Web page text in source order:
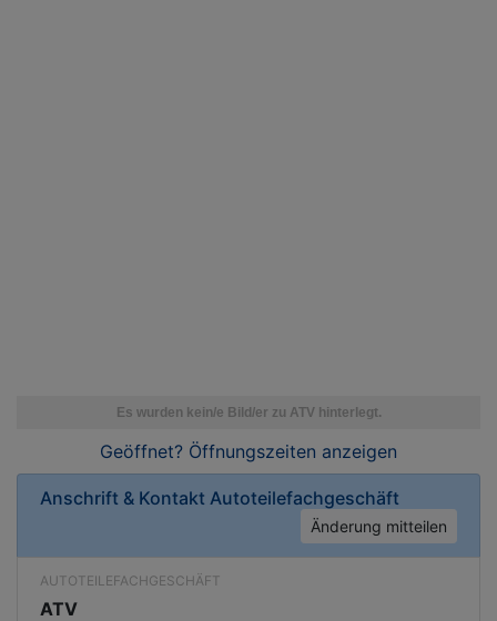
Geöffnet? Öffnungszeiten anzeigen
Anschrift & Kontakt Autoteilefachgeschäft
Änderung mitteilen
AUTOTEILEFACHGESCHÄFT
ATV